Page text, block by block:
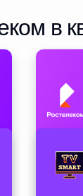
в